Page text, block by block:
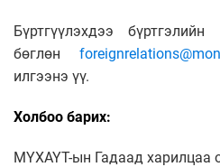
Бүртгүүлэхдээ
бөглөн
илгээнэ үү.
Холбоо барих:
МҮХАҮТ-ын Гадаад харилцаа